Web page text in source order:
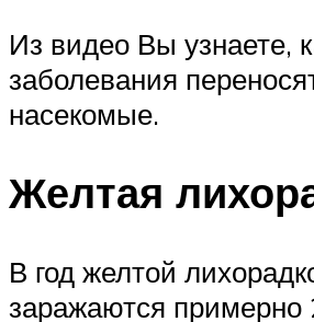
Из видео Вы узнаете,
заболевания
насекомые.
Желтая
В год желтой
заражаются примерно